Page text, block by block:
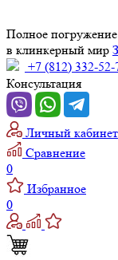
Полное погружение
в клинкерный мир
+7 (812) 332-52-
Консультация
Личный кабинет
Сравнение
0
Избранное
0